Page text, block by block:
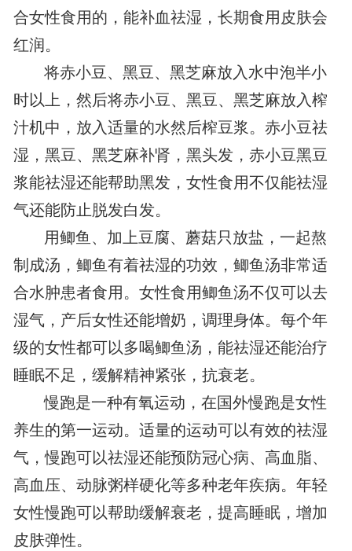
合女性食用的，能补血祛湿，长期食用皮肤会
红润。
将赤小豆、黑豆、黑芝麻放入水中泡半小
时以上，然后将赤小豆、黑豆、黑芝麻放入榨
汁机中，放入适量的水然后榨豆浆。赤小豆祛
湿，黑豆、黑芝麻补肾，黑头发，赤小豆黑豆
浆能祛湿还能帮助黑发，女性食用不仅能祛湿
气还能防止脱发白发。
用鲫鱼、加上豆腐、蘑菇只放盐，一起熬
制成汤，鲫鱼有着祛湿的功效，鲫鱼汤非常适
合水肿患者食用。女性食用鲫鱼汤不仅可以去
湿气，产后女性还能增奶，调理身体。每个年
级的女性都可以多喝鲫鱼汤，能祛湿还能治疗
睡眠不足，缓解精神紧张，抗衰老。
慢跑是一种有氧运动，在国外慢跑是女性
养生的第一运动。适量的运动可以有效的祛湿
气，慢跑可以祛湿还能预防冠心病、高血脂、
高血压、动脉粥样硬化等多种老年疾病。年轻
女性慢跑可以帮助缓解衰老，提高睡眠，增加
皮肤弹性。